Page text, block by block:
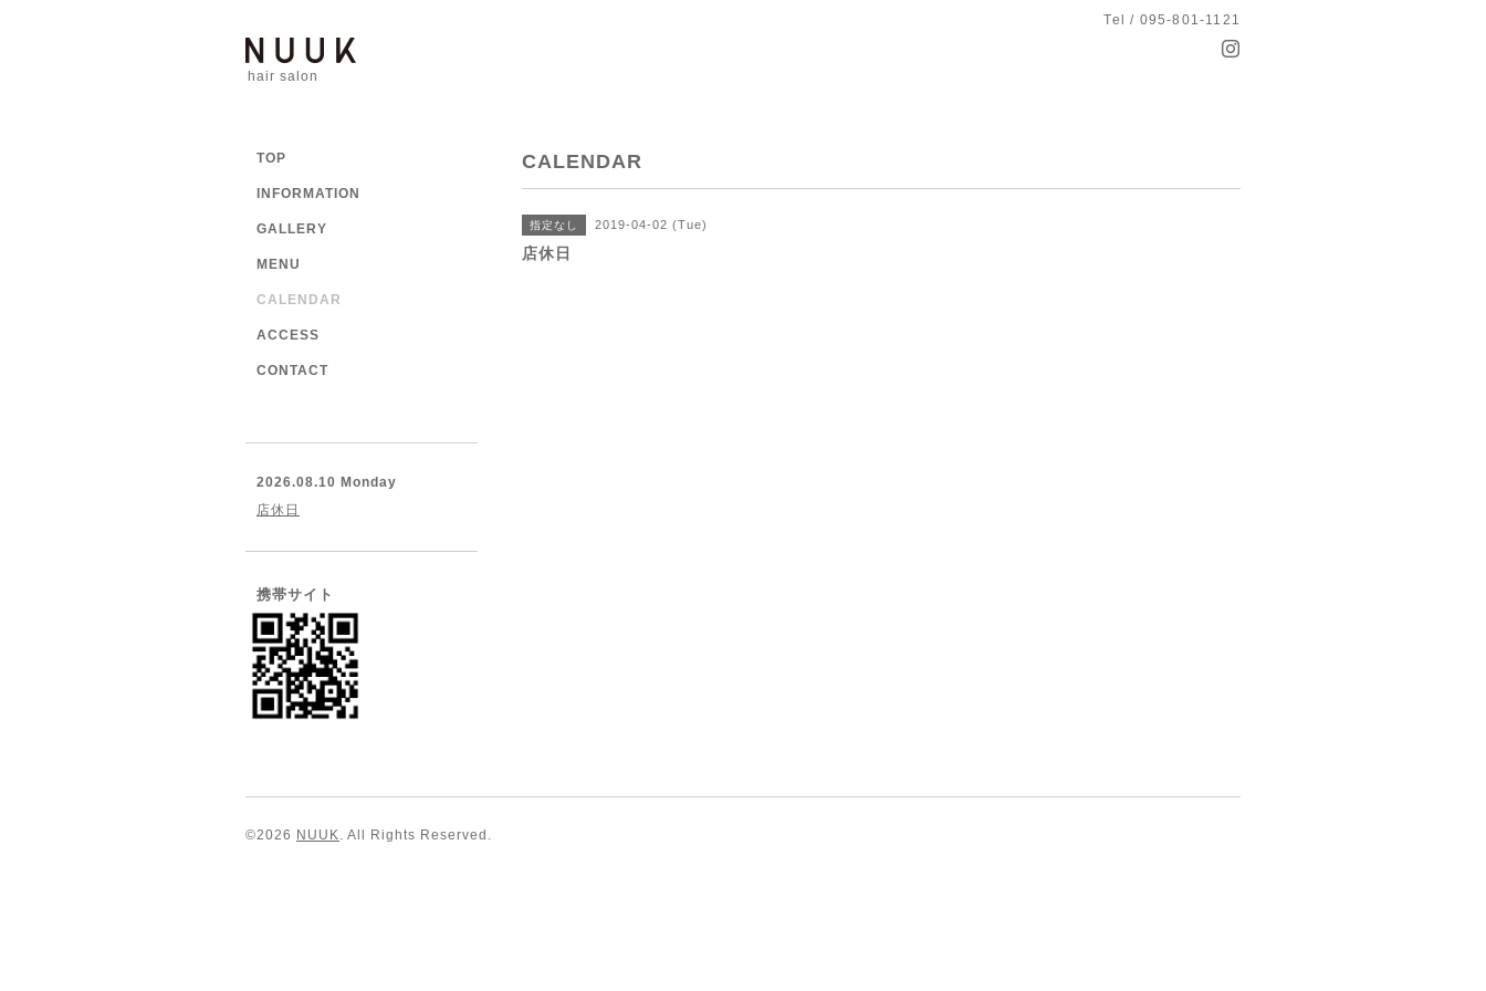
Tel / 095-801-1121
hair salon
CALENDAR
指定なし 2019-04-02 (Tue)
店休日
TOP
INFORMATION
GALLERY
MENU
CALENDAR
ACCESS
CONTACT
2026.08.10 Monday
店休日
携帯サイト
©2026 NUUK. All Rights Reserved.